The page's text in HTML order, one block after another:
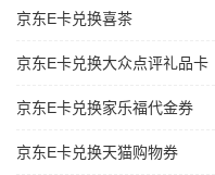
京东E卡兑换喜茶
京东E卡兑换大众点评礼品卡
京东E卡兑换家乐福代金券
京东E卡兑换天猫购物券